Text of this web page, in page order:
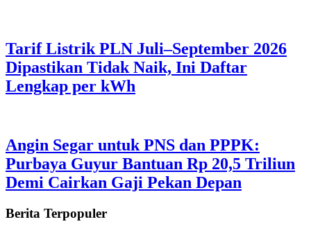
Tarif Listrik PLN Juli–September 2026
Dipastikan Tidak Naik, Ini Daftar
Lengkap per kWh
Angin Segar untuk PNS dan PPPK:
Purbaya Guyur Bantuan Rp 20,5 Triliun
Demi Cairkan Gaji Pekan Depan
Berita Terpopuler